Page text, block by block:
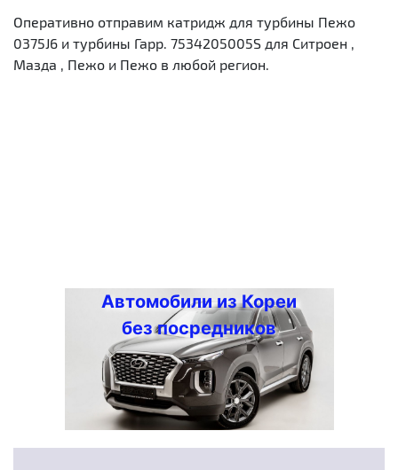
Оперативно отправим катридж для турбины Пежо
0375J6 и турбины Гарр. 7534205005S для Ситроен ,
Мазда , Пежо и Пежо в любой регион.
Автомобили из Кореи
без посредников